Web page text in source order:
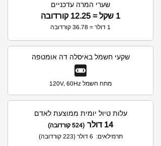
שערי המרה עדכניים
1 שקל = 12.25 קורדובה
1 דולר = 36.78 קורדובה
שקעי חשמל באיסלה דה אומטפה
מתח חשמל 120V, 60Hz
עלות טיול יומית ממוצעת לאדם
14 דולר
(524 קורדובה)
תרמילאים: 6 דולר (223 קורדובה)